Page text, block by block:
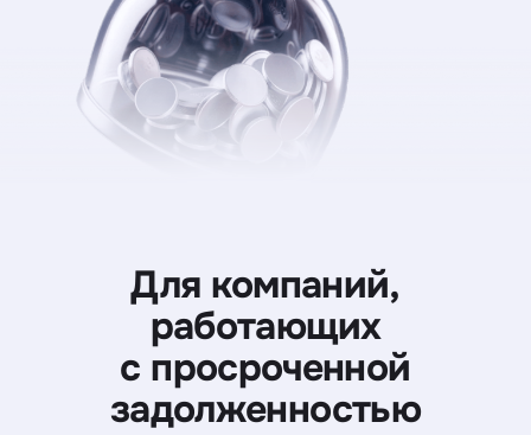
Для компаний,
работающих
с просроченной
задолженностью